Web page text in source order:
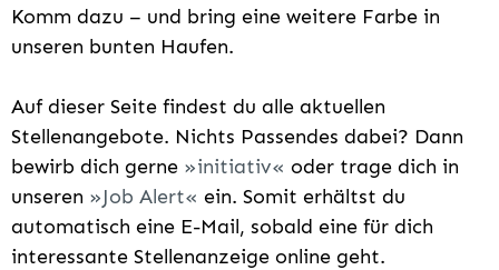
Komm dazu – und bring eine weitere Farbe in
unseren bunten Haufen.
Auf dieser Seite findest du alle aktuellen
Stellenangebote. Nichts Passendes dabei? Dann
bewirb dich gerne
initiativ
oder trage dich in
unseren
Job Alert
ein. Somit erhältst du
automatisch eine E-Mail, sobald eine für dich
interessante Stellenanzeige online geht.